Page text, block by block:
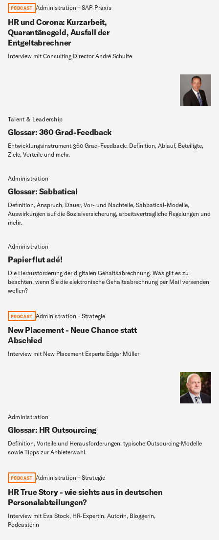
Administration
Papierflut adé!
Die Herausforderung der digitalen Gehaltsabrechnung. Was gilt es zu
beachten, wenn Sie die elektronische Gehaltsabrechnung per Mail versenden
wollen?
PODCAST Administration · SAP-Praxis
HR und Corona: Kurzarbeit,
Quarantänegeld, Ausfall der
Entgeltabrechner
Interview mit Consulting Director André Schulte
PODCAST Administration · Strategie
New Placement - Neue Chance statt
Abschied
Interview mit New Placement Experte Edgar Müller
PODCAST Administration · Strategie
HR True Story - wie siehts aus in deutschen
Personalabteilungen?
Interview mit Eva Stock, HR-Expertin, Autorin, Bloggerin,
Podcasterin
Administration
Glossar: HR Outsourcing
Definition, Vorteile und Herausforderungen, typische Outsourcing-Modelle
sowie Tipps zur Anbieterwahl.
Talent & Leadership
Glossar: 360 Grad-Feedback
Entwicklungsinstrument 360 Grad-Feedback: Definition, Ablauf, Beteiligte,
Ziele, Vorteile und mehr.
Administration
Glossar: Sabbatical
Definition, Anspruch, Dauer, Vor- und Nachteile, Sabbatical-Modelle,
Auswirkungen auf die Sozialversicherung, arbeitsvertragliche Regelungen und
mehr.